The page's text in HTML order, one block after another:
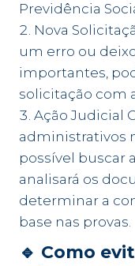
Previdência
Nova
um erro ou
importantes,
solicitação com
Ação Judicial
administrativos
possível buscar
analisará os
determinar a
base nas provas.
🔹 Como